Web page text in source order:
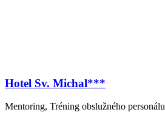
Hotel Sv. Michal***
Mentoring, Tréning obslužného personálu